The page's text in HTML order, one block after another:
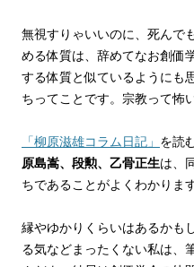
無視すりゃいいのに、死んで
める体質は、辞めてなお創価
する体質と似ているようにも
ちってことです。宗教って怖
「柳原滋雄コラム日記」 を読
原島嵩、段勲、乙骨正生は、
ちであることがよくわかります
縁やゆかりくらいはあるかも
る気などまったくない私は、